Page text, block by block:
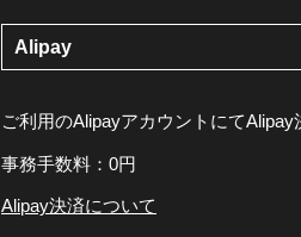
Alipay
ご利用のAlipayアカウントにて
事務手数料：0円
Alipay決済について